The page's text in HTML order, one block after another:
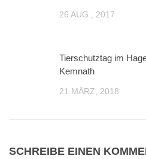
Online einkaufen – und dabei
26 AUG., 2017
Tierschutztag im
Kemnath
21 MÄRZ, 2018
SCHREIBE EINEN